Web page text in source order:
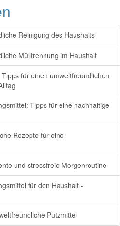
Reinigung des Haushalts
Mülltrennung im Haushalt
für einen umweltfreundlichen
Tipps für eine nachhaltige
Rezepte für eine
und stressfreie Morgenroutine
für den Haushalt -
Putzmittel